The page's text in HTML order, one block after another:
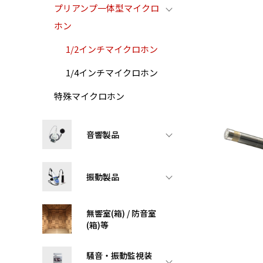
プリアンプ一体型マイクロ
ホン
1/2インチマイクロホン
1/4インチマイクロホン
特殊マイクロホン
音響製品
振動製品
無響室(箱) / 防音室
(箱)等
騒音・振動監視装